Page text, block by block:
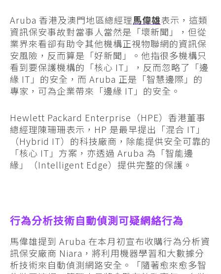
Aruba 香港及澳門地區總經理馬偉雄表示，這類
資訊保安事故對當事人當然是「壞新聞」，但從
業界來看卻有助令其他機構正視物聯網的資訊保
安風險，反而算是「好新聞」。他指很多機構只
看到要保護機構的「核心 IT」，反而忽略了「邊
緣 IT」的安全，而 Aruba 正是「智慧邊際」的
專家，可為企業帶來「邊緣 IT」的安全。
Hewlett Packard Enterprise（HPE）香港董事
總經理陳珊珊表示，HP 是最早提出「混合 IT」
（Hybrid IT）的科技廠商，除能提供安全可靠的
「核心 IT」方案，亦透過 Aruba 為「智能邊
緣」（Intelligent Edge）提供完整的保護。
行為分析技術自動偵測可疑網絡行為
馬偉雄提到 Aruba 在本月初宣布收購行為分析資
訊保安廠商 Niara，將利用機器學習和大數據分
析技術來自動偵測網路安全。「隨著愈來愈多智